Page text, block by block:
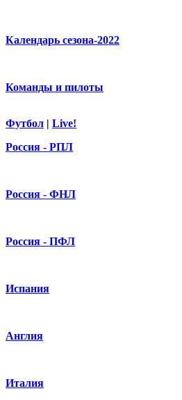
Календарь сезона-2022
Команды и пилоты
Футбол | Live!
Россия - РПЛ
Россия - ФНЛ
Россия - ПФЛ
Испания
Англия
Италия